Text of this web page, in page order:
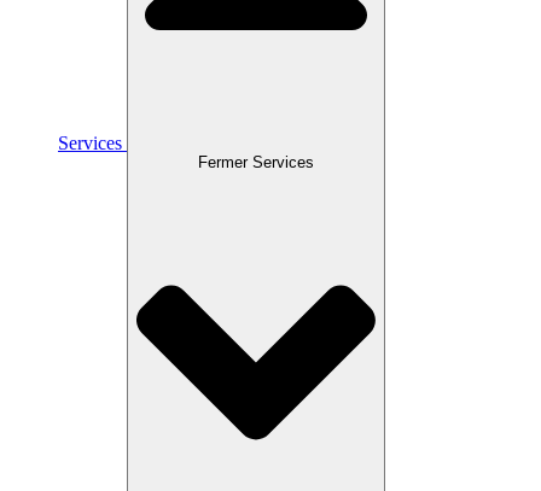
Services
Fermer Services